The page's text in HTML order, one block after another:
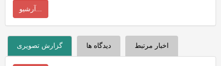
گزارش تصویری دیدگاه ها اخبار مرتبط